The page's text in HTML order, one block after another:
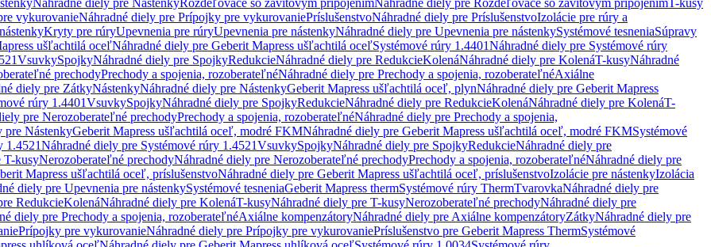
Náhradné diely pre NástenkyRozdeľovače so závitovým pripojenímNáhradné diely pre Rozdeľovače so závitovým pripojenímT-kusy
vykurovanieNáhradné diely pre Prípojky pre vykurovaniePríslušenstvoNáhradné diely pre PríslušenstvoIzolácie pre rúry a
Kryty pre rúryUpevnenia pre rúryUpevnenia pre nástenkyNáhradné diely pre Upevnenia pre nástenkySystémové tesneniaSúpravy
ušľachtilá oceľNáhradné diely pre Geberit Mapress ušľachtilá oceľSystémové rúry 1.4401Náhradné diely pre Systémové rúry
VsuvkySpojkyNáhradné diely pre SpojkyRedukcieNáhradné diely pre RedukcieKolenáNáhradné diely pre KolenáT-kusyNáhradné
prechodyPrechody a spojenia, rozoberateľnéNáhradné diely pre Prechody a spojenia, rozoberateľnéAxiálne
diely pre ZátkyNástenkyNáhradné diely pre NástenkyGeberit Mapress ušľachtilá oceľ, plynNáhradné diely pre Geberit Mapress
rúry 1.4401VsuvkySpojkyNáhradné diely pre SpojkyRedukcieNáhradné diely pre RedukcieKolenáNáhradné diely pre KolenáT-
pre Nerozoberateľné prechodyPrechody a spojenia, rozoberateľnéNáhradné diely pre Prechody a spojenia,
pre NástenkyGeberit Mapress ušľachtilá oceľ, modré FKMNáhradné diely pre Geberit Mapress ušľachtilá oceľ, modré FKMSystémové
1.4521Náhradné diely pre Systémové rúry 1.4521VsuvkySpojkyNáhradné diely pre SpojkyRedukcieNáhradné diely pre
T-kusyNerozoberateľné prechodyNáhradné diely pre Nerozoberateľné prechodyPrechody a spojenia, rozoberateľnéNáhradné diely pre
Mapress ušľachtilá oceľ, príslušenstvoNáhradné diely pre Geberit Mapress ušľachtilá oceľ, príslušenstvoIzolácie pre nástenkyIzolácia
diely pre Upevnenia pre nástenkySystémové tesneniaGeberit Mapress thermSystémové rúry ThermTvarovkaNáhradné diely pre
RedukcieKolenáNáhradné diely pre KolenáT-kusyNáhradné diely pre T-kusyNerozoberateľné prechodyNáhradné diely pre
diely pre Prechody a spojenia, rozoberateľnéAxiálne kompenzátoryNáhradné diely pre Axiálne kompenzátoryZátkyNáhradné diely pre
Prípojky pre vykurovanieNáhradné diely pre Prípojky pre vykurovaniePríslušenstvo pre Geberit Mapress ThermSystémové